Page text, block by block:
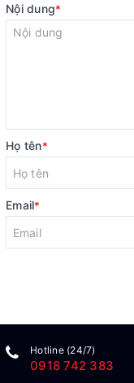
Nội dung*
Họ tên*
Email*
Hotline (24/7)
0918 742 383